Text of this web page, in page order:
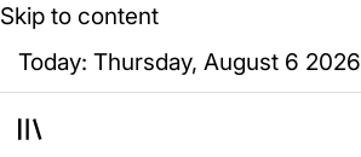
Skip to content
Today: Thursday, August 6 2026